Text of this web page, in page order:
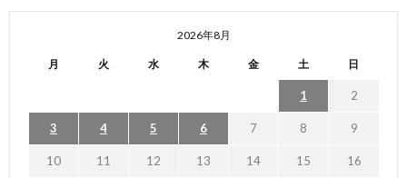
2026年8月
月 火 水 木 金 土 日
1 2
3 4 5 6 7 8 9
10 11 12 13 14 15 16